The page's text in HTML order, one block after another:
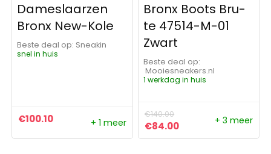
Dameslaarzen
Bronx New-Kole
Beste deal op:
Sneakin
snel in huis
€100.10 + 1 meer
Bronx Boots Bru-
te 47514-M-01
Zwart
Beste deal op:
Mooiesneakers.nl
1 werkdag in huis
€140.00
Oorspronkelijke prijs was:
€84.00Huidige prijs is:
+ 3 meer